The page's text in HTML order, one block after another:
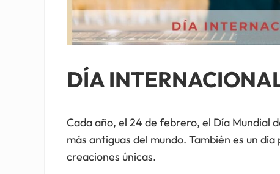
DÍA
Cada año, el 24 de febrero, el Día Mundial
más antiguas del mundo. También es un
creaciones únicas.